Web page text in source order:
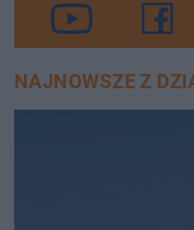
NAJNOWSZE Z